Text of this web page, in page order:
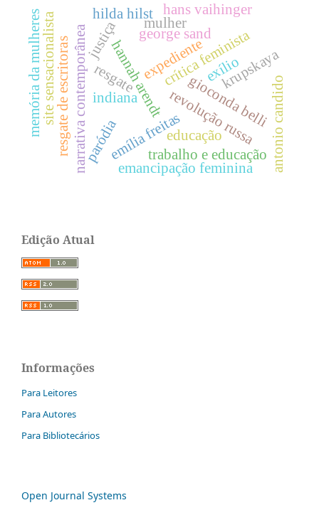
expediente
gioconda belli
hannah arendt
george sand
indiana
crítica feminista
narrativa contemporânea emília freitaseducação
mulher
resgate de escritoras
hilda hilst
krupskaya
revolução russa
emancipação feminina
trabalho e educação
resgate
justiça
paródia
site sensacionalista
memória da mulheres exílio
hans vaihinger
antonio candido
Edição Atual
Informações
Para Leitores
Para Autores
Para Bibliotecários
Open Journal Systems